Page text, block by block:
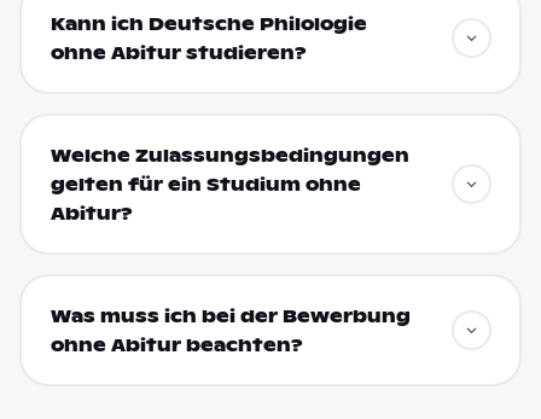
Kann ich Deutsche Philologie
ohne Abitur studieren?
Welche Zulassungsbedingungen
gelten für ein Studium ohne
Abitur?
Was muss ich bei der Bewerbung
ohne Abitur beachten?